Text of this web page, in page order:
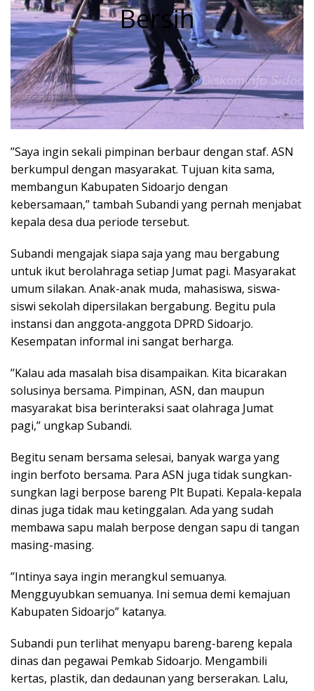
Bersih
’’Saya ingin sekali pimpinan berbaur dengan staf. ASN
berkumpul dengan masyarakat. Tujuan kita sama,
membangun Kabupaten Sidoarjo dengan
kebersamaan,’’ tambah Subandi yang pernah menjabat
kepala desa dua periode tersebut.
Subandi mengajak siapa saja yang mau bergabung
untuk ikut berolahraga setiap Jumat pagi. Masyarakat
umum silakan. Anak-anak muda, mahasiswa, siswa-
siswi sekolah dipersilakan bergabung. Begitu pula
instansi dan anggota-anggota DPRD Sidoarjo.
Kesempatan informal ini sangat berharga.
’’Kalau ada masalah bisa disampaikan. Kita bicarakan
solusinya bersama. Pimpinan, ASN, dan maupun
masyarakat bisa berinteraksi saat olahraga Jumat
pagi,’’ ungkap Subandi.
Begitu senam bersama selesai, banyak warga yang
ingin berfoto bersama. Para ASN juga tidak sungkan-
sungkan lagi berpose bareng Plt Bupati. Kepala-kepala
dinas juga tidak mau ketinggalan. Ada yang sudah
membawa sapu malah berpose dengan sapu di tangan
masing-masing.
’’Intinya saya ingin merangkul semuanya.
Mengguyubkan semuanya. Ini semua demi kemajuan
Kabupaten Sidoarjo” katanya.
Subandi pun terlihat menyapu bareng-bareng kepala
dinas dan pegawai Pemkab Sidoarjo. Mengambili
kertas, plastik, dan dedaunan yang berserakan. Lalu,